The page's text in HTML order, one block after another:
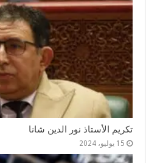
تكريم الأستاذ نور الدين شانا
15 يوليو، 2024